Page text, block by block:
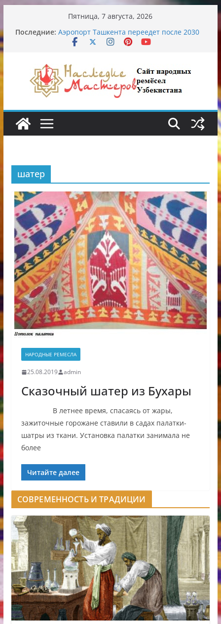
содержимому
Пятница, 7 августа, 2026
Последние: Аэропорт Ташкента переедет после 2030
года
Обрушение на одном из ключевых
перекрёстков Ташкента: перекрыт
путепровод на Буюк Ипак Йули
Узбекские традиционные узоры:
символика и происхождение
шатер
НАРОДНЫЕ РЕМЕСЛА
25.08.2019 admin
Сказочный шатер из Бухары
В летнее время, спасаясь от жары,
зажиточные горожане ставили в садах палатки-
шатры из ткани. Установка палатки занимала не
более
Читайте далее
СОВРЕМЕННОСТЬ И ТРАДИЦИИ